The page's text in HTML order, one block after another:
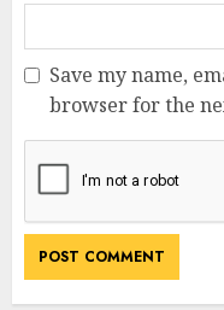
Save my name,
browser for the